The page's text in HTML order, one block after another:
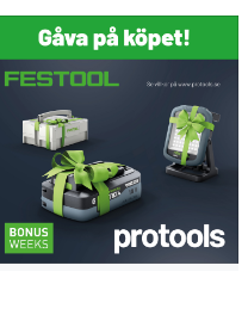
13 mm, bits PZ 2
M 187
gång du köper ett